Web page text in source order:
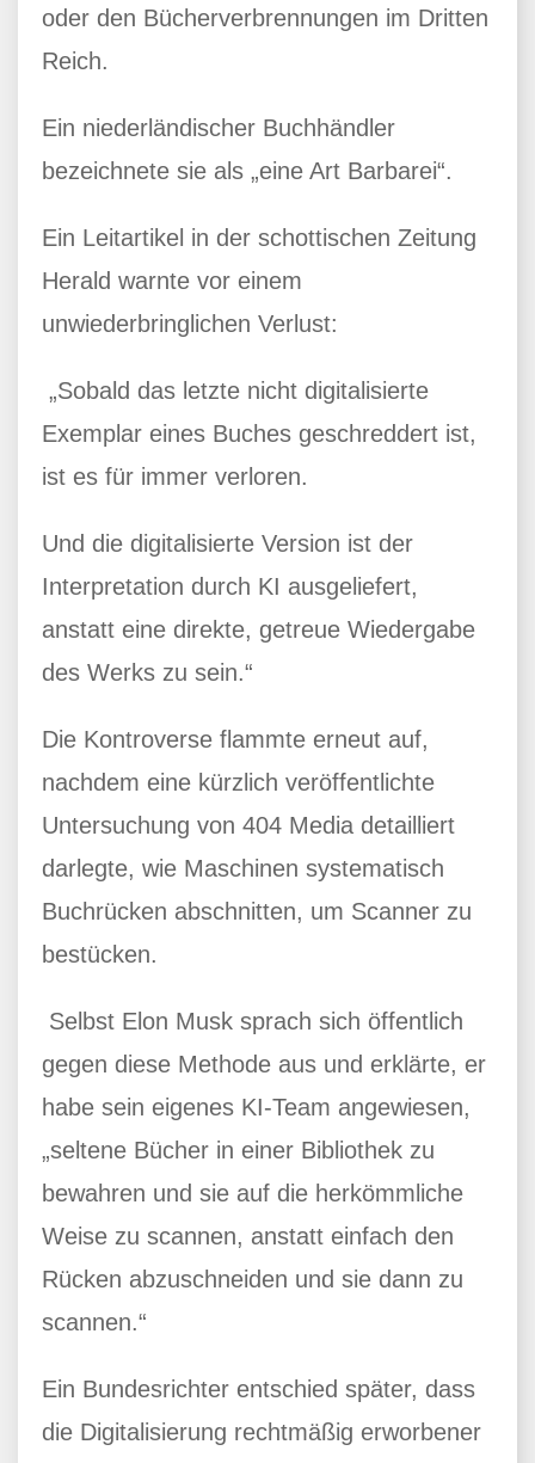
oder den Bücherverbrennungen im Dritten
Reich.
Ein niederländischer Buchhändler
bezeichnete sie als „eine Art Barbarei“.
Ein Leitartikel in der schottischen Zeitung
Herald warnte vor einem
unwiederbringlichen Verlust:
„Sobald das letzte nicht digitalisierte
Exemplar eines Buches geschreddert ist,
ist es für immer verloren.
Und die digitalisierte Version ist der
Interpretation durch KI ausgeliefert,
anstatt eine direkte, getreue Wiedergabe
des Werks zu sein.“
Die Kontroverse flammte erneut auf,
nachdem eine kürzlich veröffentlichte
Untersuchung von 404 Media detailliert
darlegte, wie Maschinen systematisch
Buchrücken abschnitten, um Scanner zu
bestücken.
Selbst Elon Musk sprach sich öffentlich
gegen diese Methode aus und erklärte, er
habe sein eigenes KI-Team angewiesen,
„seltene Bücher in einer Bibliothek zu
bewahren und sie auf die herkömmliche
Weise zu scannen, anstatt einfach den
Rücken abzuschneiden und sie dann zu
scannen.“
Ein Bundesrichter entschied später, dass
die Digitalisierung rechtmäßig erworbener